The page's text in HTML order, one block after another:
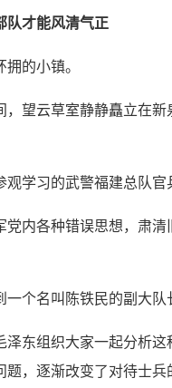
队才能风清气正
的小镇。
，望云草室静静矗立在
观学习的武警福建总队
党内各种错误思想，肃
个名叫陈铁民的副大队
泽东组织大家一起分析
，逐渐改变了对待士兵